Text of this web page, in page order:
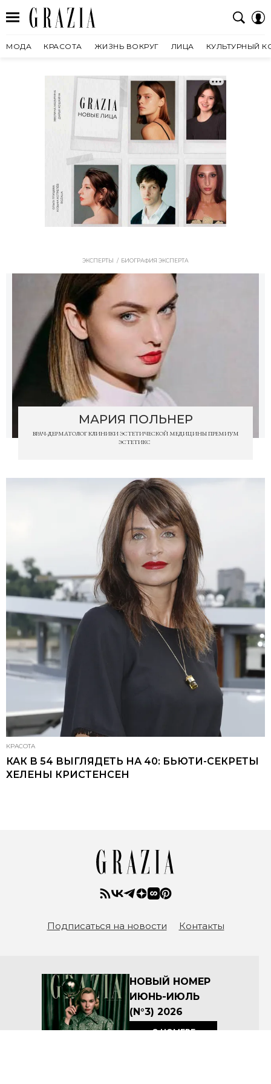
МОДА КРАСОТА ЖИЗНЬ ВОКРУГ ЛИЦА КУЛЬТУРНЫЙ
ЭКСПЕРТЫ БИОГРАФИЯ ЭКСПЕРТА
МАРИЯ ПОЛЬНЕР
ВРАЧ-ДЕРМАТОЛОГ КЛИНИКИ ЭСТЕТИЧЕСКОЙ МЕДИЦИНЫ ПРЕМИУМ
ЭСТЕТИКС
КРАСОТА
КАК В 54 ВЫГЛЯДЕТЬ НА 40: БЬЮТИ-СЕКРЕТЫ
ХЕЛЕНЫ КРИСТЕНСЕН
Подписаться на новости Контакты
НОВЫЙ НОМЕР
ИЮНЬ-ИЮЛЬ
(N°3) 2026
О НОМЕРЕ